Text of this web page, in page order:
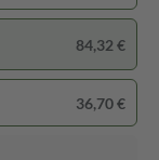
84,32 €
36,70 €